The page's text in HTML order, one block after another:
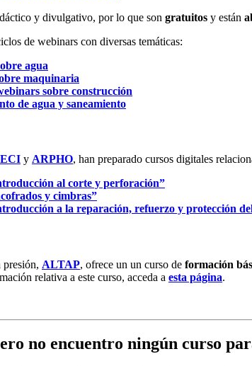
y divulgativo, por lo que son gratuitos y están
de webinars con diversas temáticas:
agua
maquinaria
sobre construcción
de agua y saneamiento
y ARPHO, han preparado cursos digitales
al corte y perforación”
y cimbras”
a la reparación, refuerzo y protección
ALTAP, ofrece un un curso de formación
relativa a este curso, acceda a esta página.
no encuentro ningún curso